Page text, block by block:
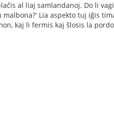
al liaj samlandanoj. Do li
Lia aspekto tuj iĝis
kaj li fermis kaj ŝlosis la